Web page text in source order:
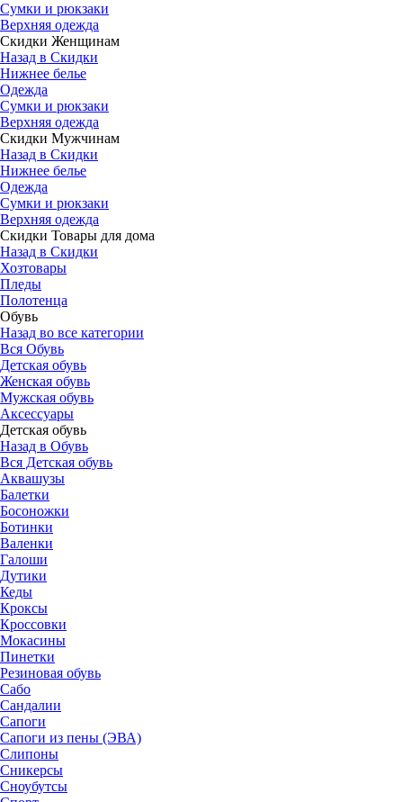
Сумки и рюкзаки
Верхняя одежда
Скидки Женщинам
Назад в Скидки
Нижнее белье
Одежда
Сумки и рюкзаки
Верхняя одежда
Скидки Мужчинам
Назад в Скидки
Нижнее белье
Одежда
Сумки и рюкзаки
Верхняя одежда
Скидки Товары для дома
Назад в Скидки
Хозтовары
Пледы
Полотенца
Обувь
Назад во все категории
Вся Обувь
Детская обувь
Женская обувь
Мужская обувь
Аксессуары
Детская обувь
Назад в Обувь
Вся Детская обувь
Аквашузы
Балетки
Босоножки
Ботинки
Валенки
Галоши
Дутики
Кеды
Кроксы
Кроссовки
Мокасины
Пинетки
Резиновая обувь
Сабо
Сандалии
Сапоги
Сапоги из пены (ЭВА)
Слипоны
Сникерсы
Сноубутсы